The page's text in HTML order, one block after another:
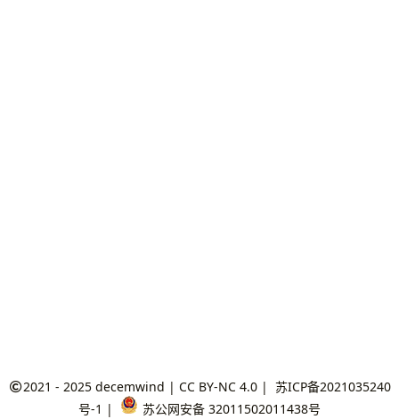
2021 - 2025 decemwind |CC BY-NC 4.0 | 苏ICP备2021035240
号-1 | 苏公网安备 32011502011438号